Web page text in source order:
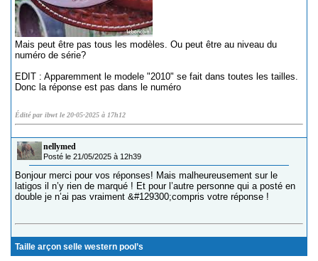
Mais peut être pas tous les modèles. Ou peut être au niveau du
numéro de série?
EDIT : Apparemment le modele "2010" se fait dans toutes les tailles.
Donc la réponse est pas dans le numéro
Édité par ibwt le 20-05-2025 à 17h12
nellymed
Posté le 21/05/2025 à 12h39
Bonjour merci pour vos réponses! Mais malheureusement sur le
latigos il n’y rien de marqué ! Et pour l’autre personne qui a posté en
double je n’ai pas vraiment &#129300;compris votre réponse !
Taille arçon selle western pool’s